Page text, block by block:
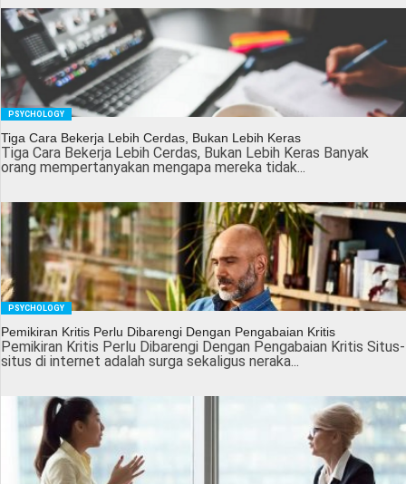
PSYCHOLOGY
Tiga Cara Bekerja Lebih Cerdas, Bukan Lebih Keras
Tiga Cara Bekerja Lebih Cerdas, Bukan Lebih Keras Banyak
orang mempertanyakan mengapa mereka tidak...
PSYCHOLOGY
Pemikiran Kritis Perlu Dibarengi Dengan Pengabaian Kritis
Pemikiran Kritis Perlu Dibarengi Dengan Pengabaian Kritis Situs-
situs di internet adalah surga sekaligus neraka...